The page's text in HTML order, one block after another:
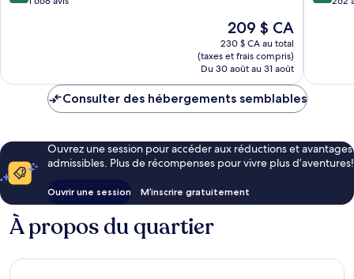
Le
prix
est
de
209 $ CA
209 $ CA
230 $ CA au total
(taxes et frais compris)
Du 30 août au 31 août
Consulter des hébergements semblables
Ouvrez une session pour accéder aux réductions et avantages
admissibles. Plus de récompenses pour vivre plus d’aventures!
Ouvrir une session M’inscrire gratuitement
À propos du quartier